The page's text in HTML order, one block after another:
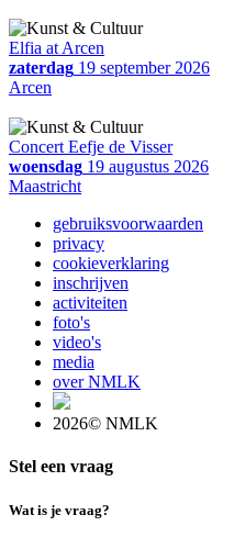
Elfia at Arcen
zaterdag 19 september 2026
Arcen
Concert Eefje de Visser
woensdag 19 augustus 2026
Maastricht
gebruiksvoorwaarden
privacy
cookieverklaring
inschrijven
activiteiten
foto's
video's
media
over NMLK
2026© NMLK
Stel een vraag
Wat is je vraag?